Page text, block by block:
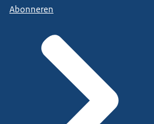
Abonneren